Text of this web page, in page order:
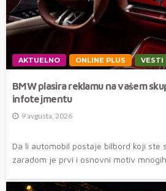
AKTUELNO ONLINE PLUS VESTI
BMW plasira reklamu na vašem
infotejmentu
9 avgusta, 2026
Da li automobil postaje bilbord koji
zaradom je prvi i osnovni motiv